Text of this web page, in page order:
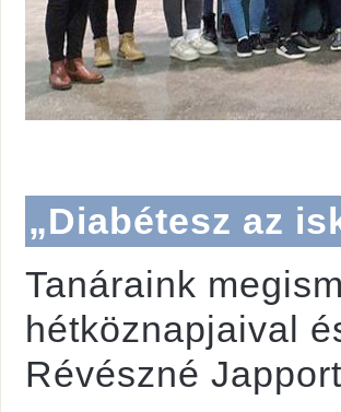
„Diabétesz az
Tanáraink
hétköznapjaival
Révészné